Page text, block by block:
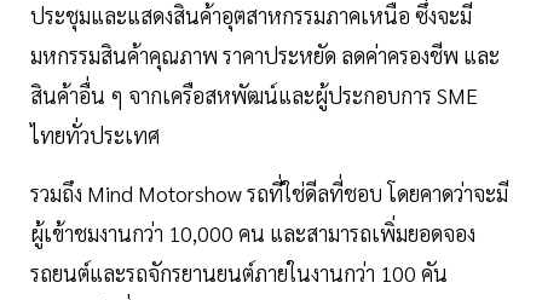
ประชุมและแสดงสินค้าอุตสาหกรรมภาคเหนือ ซึ่งจะมี
มหกรรมสินค้าคุณภาพ ราคาประหยัด ลดค่าครองชีพ และ
สินค้าอื่น ๆ จากเครือสหพัฒน์และผู้ประกอบการ SME
ไทยทั่วประเทศ
รวมถึง Mind Motorshow รถที่ใช่ดีลที่ชอบ โดยคาดว่าจะมี
ผู้เข้าชมงานกว่า 10,000 คน และสามารถเพิ่มยอดจอง
รถยนต์และรถจักรยานยนต์ภายในงานกว่า 100 คัน